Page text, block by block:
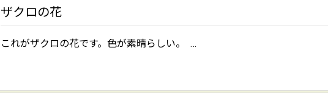
ザクロの花
これがザクロの花です。色が素晴らしい。 …